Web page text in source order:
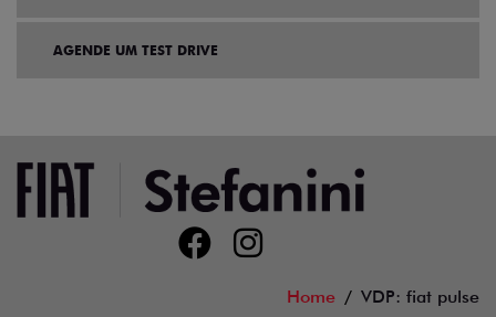
AGENDE UM TEST DRIVE
Home VDP: fiat pulse